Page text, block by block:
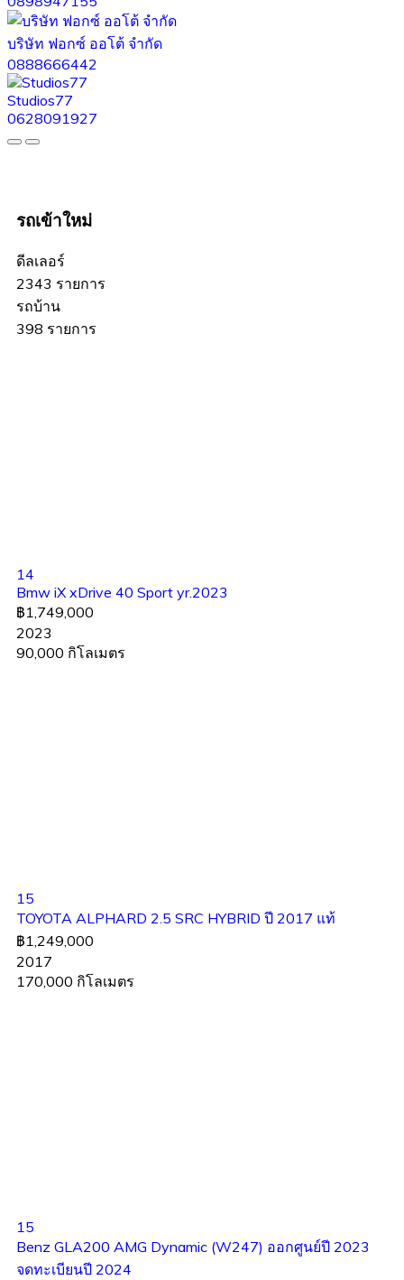
บริษัท ฟอกซ์ ออโต้ จำกัด
0888666442
Studios77
0628091927
รถเข้าใหม่
ดีลเลอร์
2343 รายการ
รถบ้าน
398 รายการ
14
Bmw iX xDrive 40 Sport yr.2023
฿1,749,000
2023
90,000 กิโลเมตร
15
TOYOTA ALPHARD 2.5 SRC HYBRID ปี 2017 แท้
฿1,249,000
2017
170,000 กิโลเมตร
15
Benz GLA200 AMG Dynamic (W247) ออกศูนย์ปี 2023
จดทะเบียนปี 2024